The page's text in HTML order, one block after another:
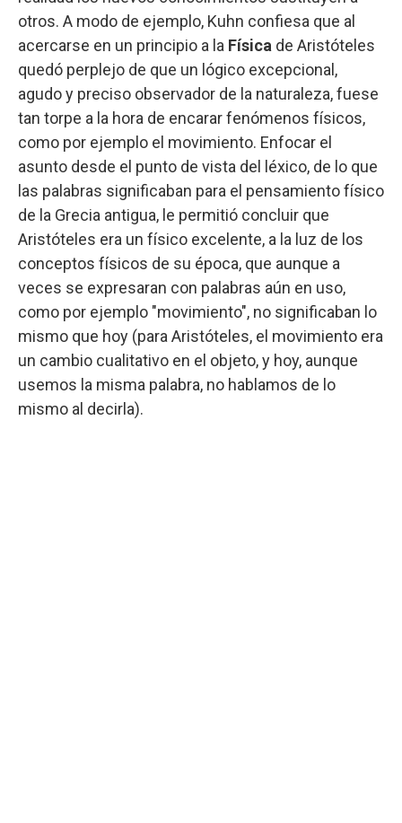
otros. A modo de ejemplo, Kuhn confiesa que al
acercarse en un principio a la Física de Aristóteles
quedó perplejo de que un lógico excepcional,
agudo y preciso observador de la naturaleza, fuese
tan torpe a la hora de encarar fenómenos físicos,
como por ejemplo el movimiento. Enfocar el
asunto desde el punto de vista del léxico, de lo que
las palabras significaban para el pensamiento físico
de la Grecia antigua, le permitió concluir que
Aristóteles era un físico excelente, a la luz de los
conceptos físicos de su época, que aunque a
veces se expresaran con palabras aún en uso,
como por ejemplo "movimiento", no significaban lo
mismo que hoy (para Aristóteles, el movimiento era
un cambio cualitativo en el objeto, y hoy, aunque
usemos la misma palabra, no hablamos de lo
mismo al decirla).